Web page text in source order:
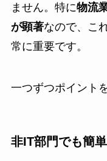
ません。特に物流
が顕著なので、こ
常に重要です。
一つずつポイント
非IT部門でも簡